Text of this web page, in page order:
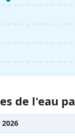
de l'eau
2026